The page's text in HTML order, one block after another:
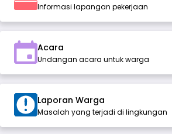
Informasi lapangan pekerjaan
Acara
Undangan acara untuk warga
Laporan Warga
Masalah yang terjadi di lingkungan